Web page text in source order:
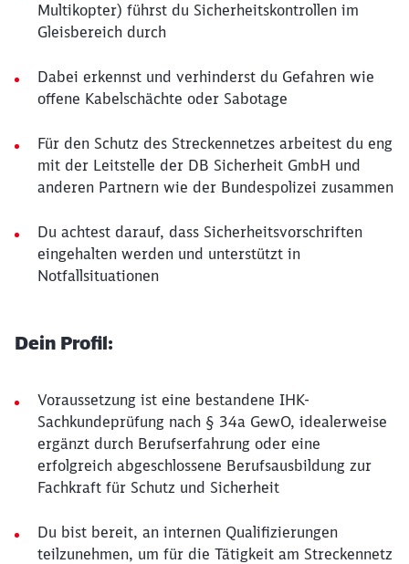
Multikopter) führst du Sicherheitskontrollen im
Gleisbereich durch
Dabei erkennst und verhinderst du Gefahren wie
offene Kabelschächte oder Sabotage
Für den Schutz des Streckennetzes arbeitest du eng
mit der Leitstelle der DB Sicherheit GmbH und
anderen Partnern wie der Bundespolizei zusammen
Du achtest darauf, dass Sicherheitsvorschriften
eingehalten werden und unterstützt in
Notfallsituationen
Dein Profil:
Voraussetzung ist eine bestandene IHK-
Sachkundeprüfung nach § 34a GewO, idealerweise
ergänzt durch Berufserfahrung oder eine
erfolgreich abgeschlossene Berufsausbildung zur
Fachkraft für Schutz und Sicherheit
Du bist bereit, an internen Qualifizierungen
teilzunehmen, um für die Tätigkeit am Streckennetz